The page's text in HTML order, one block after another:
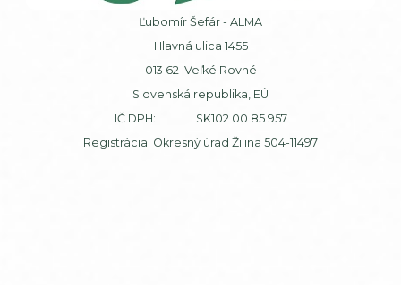
Ľubomír Šefár - ALMA
Hlavná ulica 1455
013 62 Veľké Rovné
Slovenská republika, EÚ
IČ DPH: SK102 00 85 957
Registrácia: Okresný úrad Žilina 504-11497